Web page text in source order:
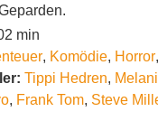
min
, Komödie, Horror
Tippi Hedren,
, Frank Tom, Steve